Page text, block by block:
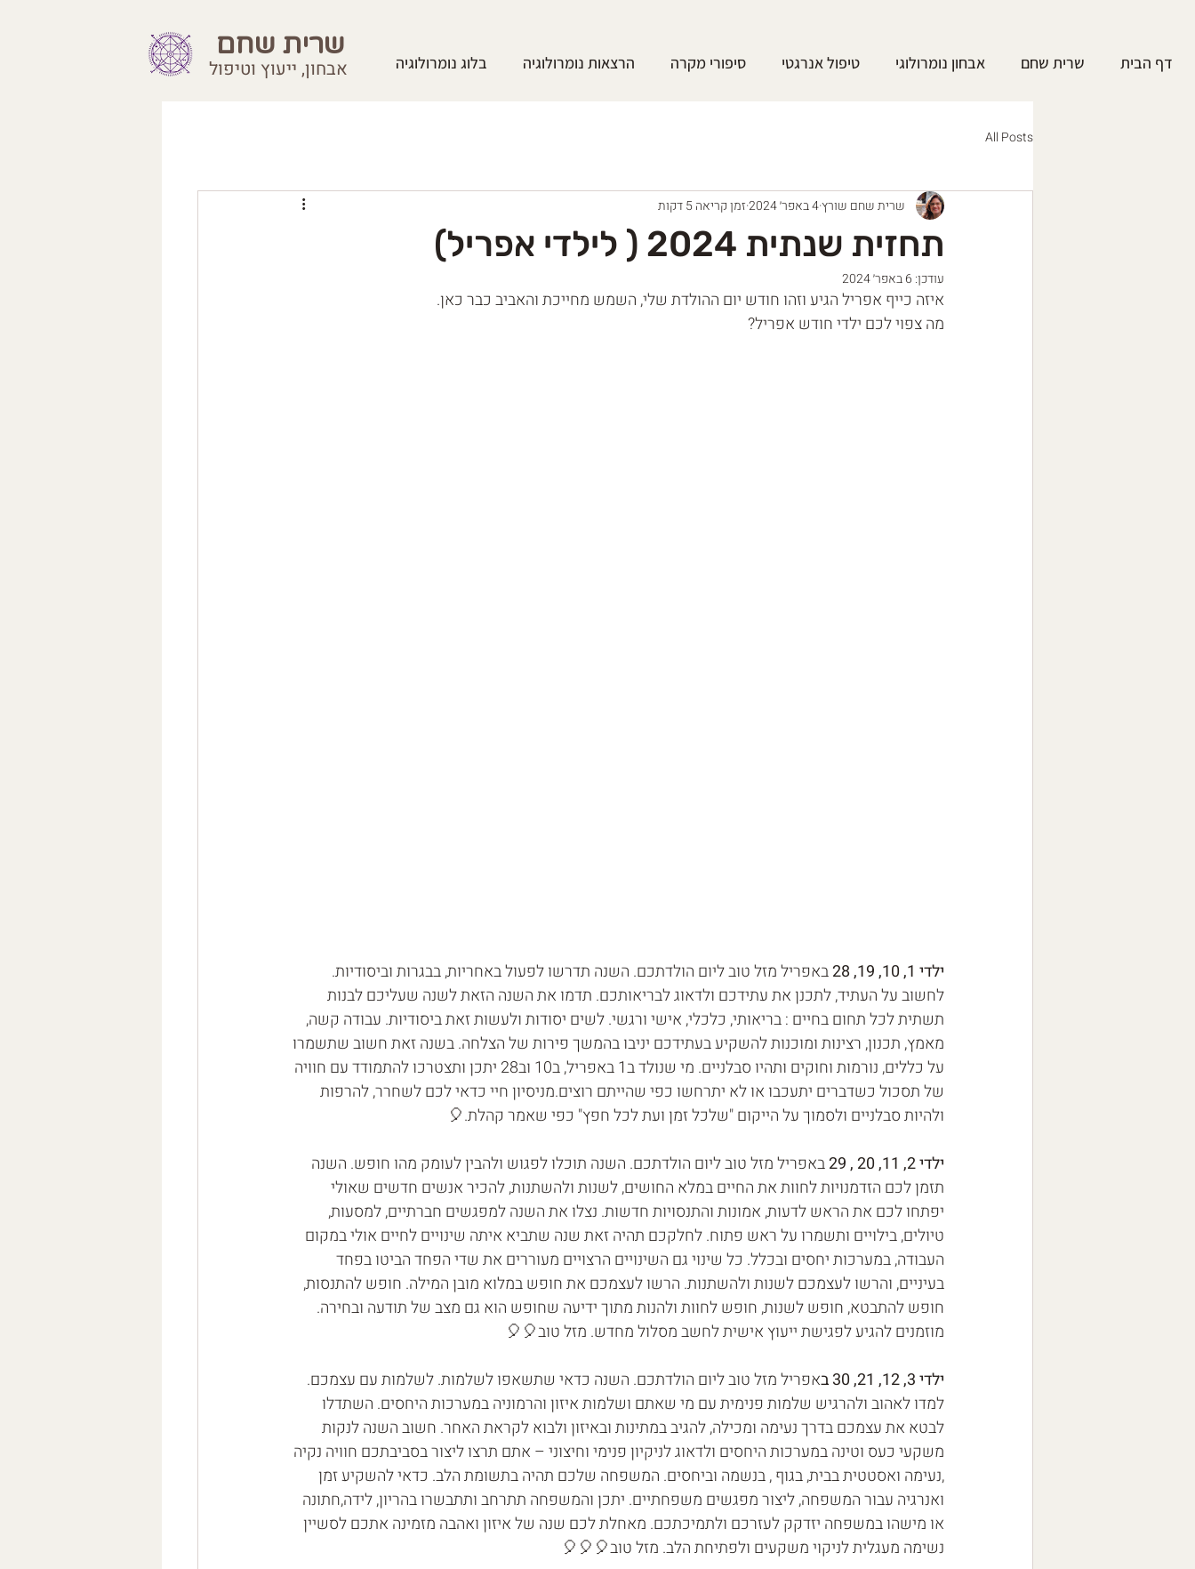
אבחון, ייעוץ וטיפול בלוג נומרולוגיה הרצאות נומרולוגיה סיפורי מקרה טיפול אנרגטי אבחון נומרולוגי שרית שחם דף הבית
All Posts
תחזית שנתית 2024 ( לילדי אפריל)
שרית שחם שורץ4 באפר׳ 2024 זמן קריאה 5 דקות
עודכן: 6 באפר׳ 2024
איזה כייף אפריל הגיע וזהו חודש יום ההולדת שלי, השמש מחייכת והאביב כבר כאן.
מה צפוי לכם ילדי חודש אפריל?
ילדי 1, 10, 19, 28
באפריל מזל טוב ליום הולדתכם. השנה תדרשו לפעול באחריות, בבגרות וביסודיות.
לחשוב על העתיד, לתכנן את עתידכם ולדאוג לבריאותכם. תדמו את השנה הזאת לשנה שעליכם לבנות
תשתית לכל תחום בחיים : בריאותי, כלכלי, אישי ורגשי. לשים יסודות ולעשות זאת ביסודיות. עבודה קשה,
מאמץ, תכנון, רצינות ומוכנות להשקיע בעתידכם יניבו בהמשך פירות של הצלחה. בשנה זאת חשוב שתשמרו
על כללים, נורמות וחוקים ותהיו סבלניים. מי שנולד ב1 באפריל, ב10 וב28 יתכן ותצטרכו להתמודד עם חוויה
של תסכול כשדברים יתעכבו או לא יתרחשו כפי שהייתם רוצים.מניסיון חיי כדאי לכם לשחרר, להרפות
ולהיות סבלניים ולסמוך על הייקום "שלכל זמן ועת לכל חפץ" כפי שאמר קהלת.🎈
ילדי 2, 11, 20 , 29
באפריל מזל טוב ליום הולדתכם. השנה תוכלו לפגוש ולהבין לעומק מהו חופש. השנה
תזמן לכם הזדמנויות לחוות את החיים במלא החושים, לשנות ולהשתנות, להכיר אנשים חדשים שאולי
יפתחו לכם את הראש לדעות, אמונות והתנסויות חדשות. נצלו את השנה למפגשים חברתיים, למסעות,
טיולים, בילויים ותשמרו על ראש פתוח. לחלקכם תהיה זאת שנה שתביא איתה שינויים לחיים אולי במקום
העבודה, במערכות יחסים ובכלל. כל שינוי גם השינויים הרצויים מעוררים את שדי הפחד הביטו בפחד
בעיניים, והרשו לעצמכם לשנות ולהשתנות. הרשו לעצמכם את חופש במלוא מובן המילה. חופש להתנסות,
חופש להתבטא, חופש לשנות, חופש לחוות ולהנות מתוך ידיעה שחופש הוא גם מצב של תודעה ובחירה.
מוזמנים להגיע לפגישת ייעוץ אישית לחשב מסלול מחדש. מזל טוב🎈🎈
ילדי 3, 12, 21, 30 ב
אפריל מזל טוב ליום הולדתכם. השנה כדאי שתשאפו לשלמות. לשלמות עם עצמכם.
למדו לאהוב ולהרגיש שלמות פנימית עם מי שאתם ושלמות איזון והרמוניה במערכות היחסים. השתדלו
לבטא את עצמכם בדרך נעימה ומכילה, להגיב במתינות ובאיזון ולבוא לקראת האחר. חשוב השנה לנקות
משקעי כעס וטינה במערכות היחסים ולדאוג לניקיון פנימי וחיצוני – אתם תרצו ליצור בסביבתכם חוויה נקיה
,נעימה ואסטטית בבית, בגוף , בנשמה וביחסים. המשפחה שלכם תהיה בתשומת הלב. כדאי להשקיע זמן
ואנרגיה עבור המשפחה, ליצור מפגשים משפחתיים. יתכן והמשפחה תתרחב ותתבשרו בהריון, לידה,חתונה
או מישהו במשפחה יזדקק לעזרכם ולתמיכתכם. מאחלת לכם שנה של איזון ואהבה מזמינה אתכם לסשיין
נשימה מעגלית לניקוי משקעים ולפתיחת הלב. מזל טוב🎈🎈🎈